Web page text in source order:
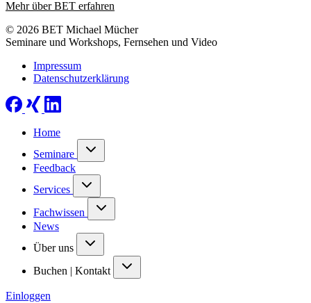
Mehr über BET erfahren
© 2026 BET Michael Mücher
Seminare und Workshops, Fernsehen und Video
Impressum
Datenschutzerklärung
Home
Seminare
Feedback
Services
Fachwissen
News
Über uns
Buchen | Kontakt
Einloggen